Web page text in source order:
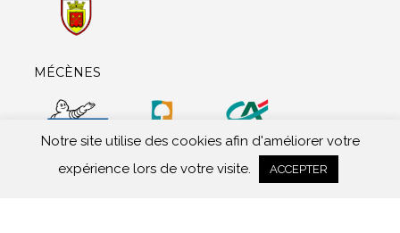
MÉCÈNES
Notre site utilise des cookies afin d'améliorer votre
expérience lors de votre visite.
ACCEPTER